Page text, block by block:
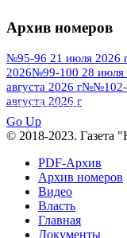
№95 7 августа
№95 28
2013 г№96 6
2012 г №96 28
№96+97 30
№97 30
№98 2 августа
августа 2013 г
Архив номеров
№95-96 21 июля 2026
2026№99-100 28 июля
августа 2026 г№№102-
августа 2026 г
ПОСМОТРЕТЬ ВСЕ
Go Up
© 2018-2023. Газета
PDF-Архив
Архив номеров
Видео
Власть
Главная
Документы